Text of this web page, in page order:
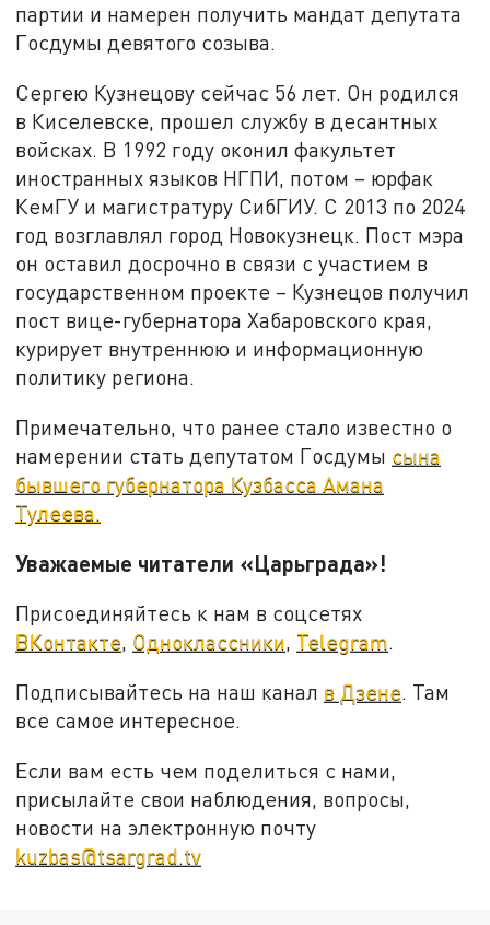
партии и намерен получить мандат депутата
Госдумы девятого созыва.
Сергею Кузнецову сейчас 56 лет. Он родился
в Киселевске, прошел службу в десантных
войсках. В 1992 году оконил факультет
иностранных языков НГПИ, потом – юрфак
КемГУ и магистратуру СибГИУ. С 2013 по 2024
год возглавлял город Новокузнецк. Пост мэра
он оставил досрочно в связи с участием в
государственном проекте – Кузнецов получил
пост вице-губернатора Хабаровского края,
курирует внутреннюю и информационную
политику региона.
Примечательно, что ранее стало известно о
намерении стать депутатом Госдумы сына
бывшего губернатора Кузбасса Амана
Тулеева.
Уважаемые читатели «Царьграда»!
Присоединяйтесь к нам в соцсетях
ВКонтакте, Одноклассники, Telegram.
Подписывайтесь на наш канал в Дзене. Там
все самое интересное.
Если вам есть чем поделиться с нами,
присылайте свои наблюдения, вопросы,
новости на электронную почту
kuzbas@tsargrad.tv